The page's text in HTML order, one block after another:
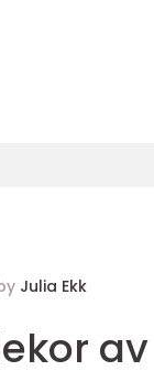
Julia Ekk